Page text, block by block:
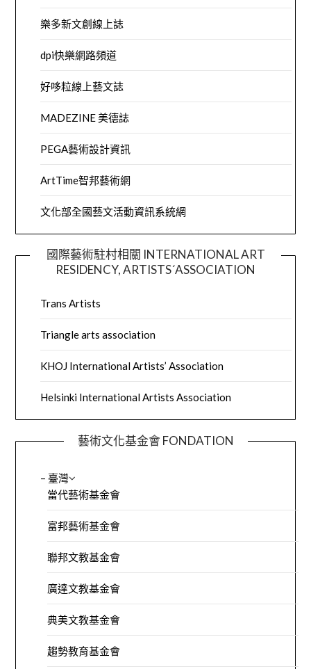
樂多新文創線上誌
dpi快樂網路頻道
好哆粒線上藝文誌
MADEZINE 美德誌
PEGA藝術設計資訊
ArtTime智邦藝術網
文化部全國藝文活動資訊系統網
國際藝術駐村相關 INTERNATIONAL ART
RESIDENCY, ARTISTS´ASSOCIATION
Trans Artists
Triangle arts association
KHOJ International Artists’ Association
Helsinki International Artists Association
藝術文化基金會 FONDATION
– 臺灣
當代藝術基金會
富邦藝術基金會
聯邦文教基金會
廣達文教基金會
典美文教基金會
趨勢教育基金會